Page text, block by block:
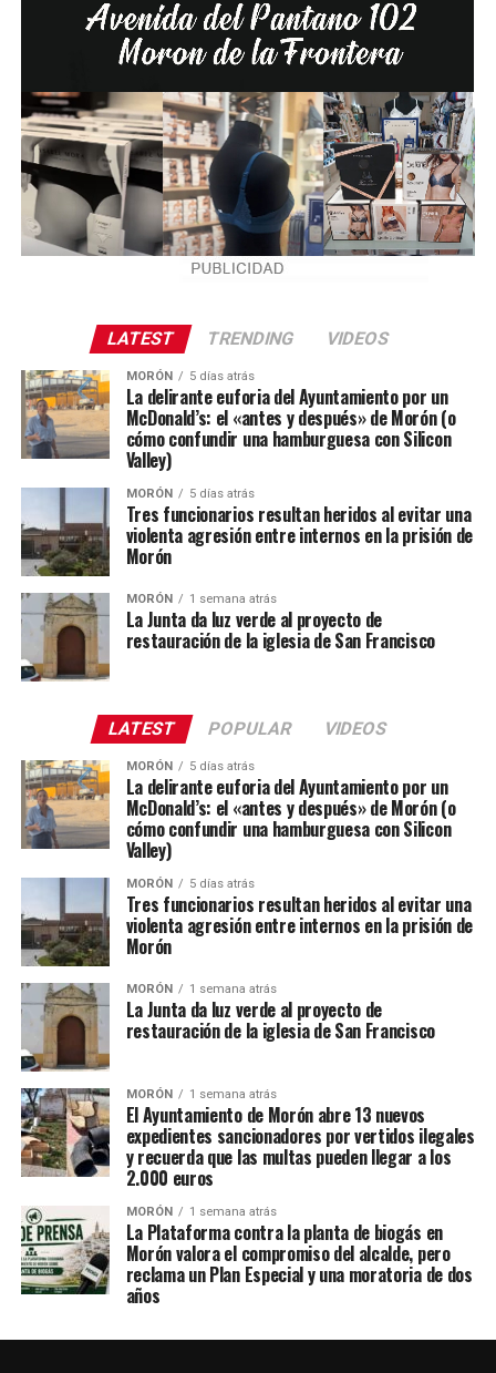
LATEST TRENDING VIDEOS
MORÓN 5 días atrás
La delirante euforia del Ayuntamiento por un
McDonald’s: el «antes y después» de Morón (o
cómo confundir una hamburguesa con Silicon
Valley)
MORÓN 5 días atrás
Tres funcionarios resultan heridos al evitar una
violenta agresión entre internos en la prisión de
Morón
MORÓN 1 semana atrás
La Junta da luz verde al proyecto de
restauración de la iglesia de San Francisco
LATEST POPULAR VIDEOS
MORÓN 5 días atrás
La delirante euforia del Ayuntamiento por un
McDonald’s: el «antes y después» de Morón (o
cómo confundir una hamburguesa con Silicon
Valley)
MORÓN 5 días atrás
Tres funcionarios resultan heridos al evitar una
violenta agresión entre internos en la prisión de
Morón
MORÓN 1 semana atrás
La Junta da luz verde al proyecto de
restauración de la iglesia de San Francisco
MORÓN 1 semana atrás
El Ayuntamiento de Morón abre 13 nuevos
expedientes sancionadores por vertidos ilegales
y recuerda que las multas pueden llegar a los
2.000 euros
MORÓN 1 semana atrás
La Plataforma contra la planta de biogás en
Morón valora el compromiso del alcalde, pero
reclama un Plan Especial y una moratoria de dos
años